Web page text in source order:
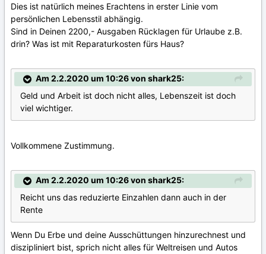
Dies ist natürlich meines Erachtens in erster Linie vom
persönlichen Lebensstil abhängig.
Sind in Deinen 2200,- Ausgaben Rücklagen für Urlaube z.B.
drin? Was ist mit Reparaturkosten fürs Haus?
Am 2.2.2020 um 10:26 von shark25:
Geld und Arbeit ist doch nicht alles, Lebenszeit ist doch
viel wichtiger.
Vollkommene Zustimmung.
Am 2.2.2020 um 10:26 von shark25:
Reicht uns das reduzierte Einzahlen dann auch in der
Rente
Wenn Du Erbe und deine Ausschüttungen hinzurechnest und
diszipliniert bist, sprich nicht alles für Weltreisen und Autos